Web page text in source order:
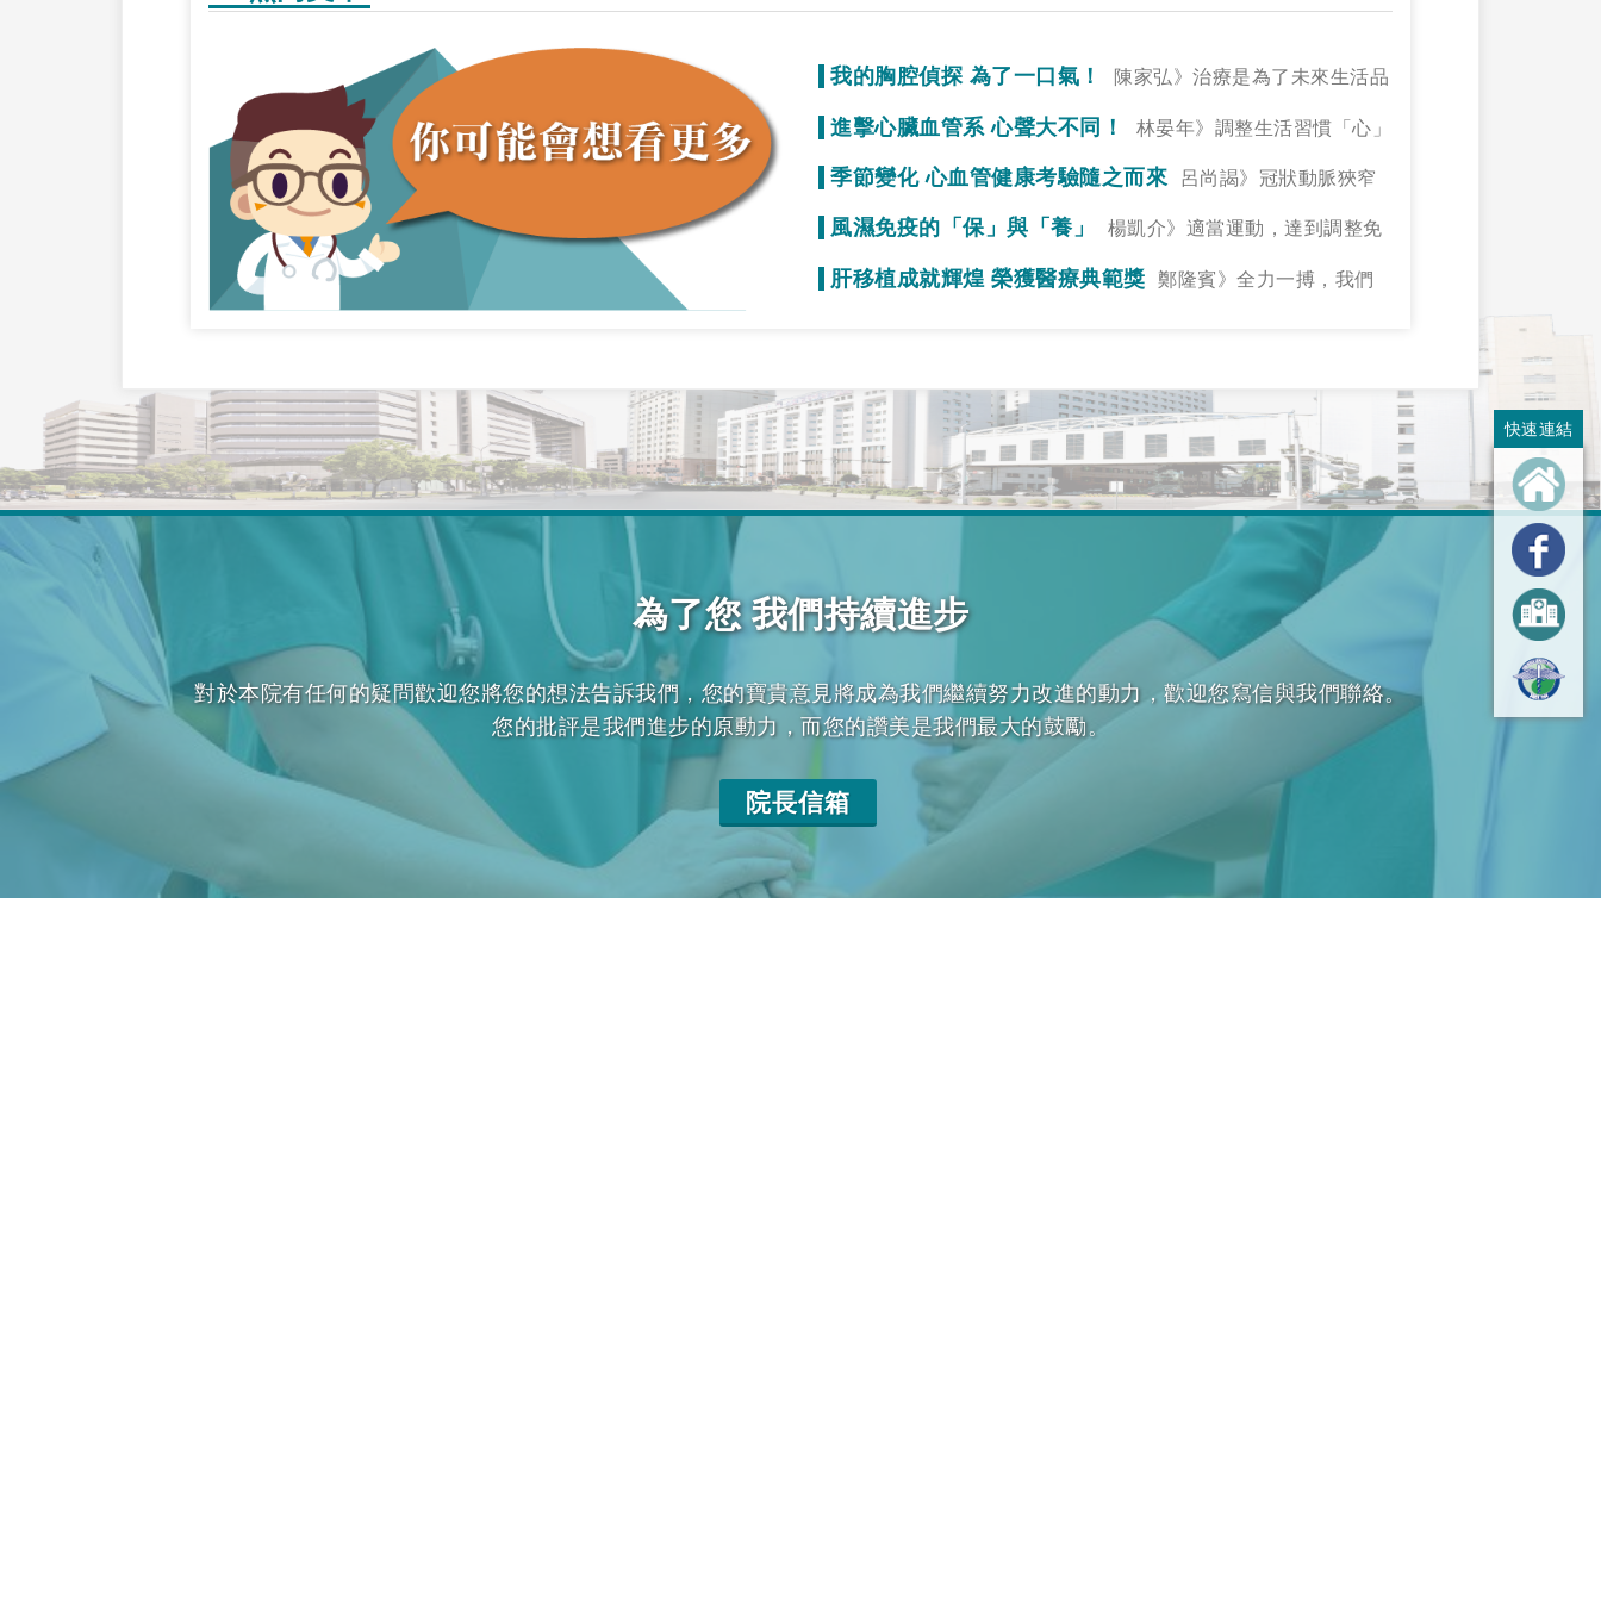
我的胸腔偵探 為了一口氣！
陳家弘》治療是為了未來生活品
進擊心臟血管系 心聲大不同！
林晏年》調整生活習慣「心」
事就變少！
季節變化 心血管健康考驗隨之而來
呂尚謁》冠狀動脈狹窄
初期症狀不明顯
風濕免疫的「保」與「養」
楊凱介》適當運動，達到調整免
疫力的效果
肝移植成就輝煌 榮獲醫療典範獎
鄭隆賓》全力一搏，我們
快速連結
為了您 我們持續進步
對於本院有任何的疑問歡迎您將您的想法告訴我們，您的寶貴意見將成為我們繼續努力改進的動力，歡迎您寫信與我們聯絡。
您的批評是我們進步的原動力，而您的讚美是我們最大的鼓勵。
院長信箱